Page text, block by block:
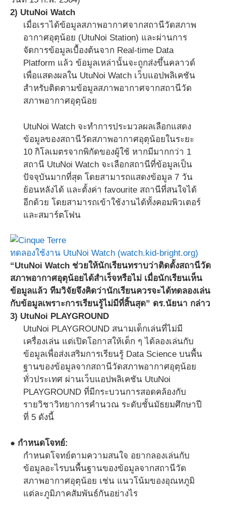
2) UtuNoi Watch
เมื่อเราได้ข้อมูลสภาพอากาศจากสถานีวัดสภาพ
อากาศอุตุน้อย (UtuNoi Station) และผ่านการ
จัดการข้อมูลเบื้องต้นจาก Real-time Data
Platform แล้ว ข้อมูลเหล่านั้นจะถูกส่งขึ้นคลาวด์
เพื่อแสดงผลใน UtuNoi Watch เว็บแอปพลิเคชัน
สำหรับติดตามข้อมูลสภาพอากาศจากสถานีวัด
สภาพอากาศอุตุน้อย
UtuNoi Watch จะทำการประมวลผลเลือกแสดง
ข้อมูลของสถานีวัดสภาพอากาศอุตุน้อยในระยะ
10 กิโลเมตรจากพิกัดของผู้ใช้ หากมีมากกว่า 1
สถานี UtuNoi Watch จะเลือกสถานีที่ข้อมูลเป็น
ปัจจุบันมากที่สุด โดยสามารถแสดงข้อมูล 7 วัน
ย้อนหลังได้ และตั้งค่า favourite สถานีที่สนใจได้
อีกด้วย โดยสามารถเข้าใช้งานได้ทั้งคอมพิวเตอร์
และสมาร์ตโฟน
ทดลองใช้งาน UtuNoi Watch (watch.kid-bright.org)
“UtuNoi Watch ช่วยให้นักเรียนทราบว่าติดตั้งสถานีวัด
สภาพอากาศอุตุน้อยได้สำเร็จหรือไม่ เมื่อนักเรียนเห็น
ข้อมูลแล้ว ทีมวิจัยจึงคิดว่านักเรียนควรจะได้ทดลองเล่น
กับข้อมูลเพราะการเรียนรู้ไม่มีที่สิ้นสุด” ดร.นัยนา กล่าว
3) UtuNoi PLAYGROUND
UtuNoi PLAYGROUND สนามเด็กเล่นที่ไม่มี
เครื่องเล่น แต่เปิดโอกาสให้เด็ก ๆ ได้ลองเล่นกับ
ข้อมูลเพื่อส่งเสริมการเรียนรู้ Data Science บนพื้น
ฐานของข้อมูลจากสถานีวัดสภาพอากาศอุตุน้อย
ทั่วประเทศ ผ่านเว็บแอปพลิเคชัน UtuNoi
PLAYGROUND ที่มีกระบวนการสอดคล้องกับ
รายวิชาวิทยาการคำนวณ ระดับชั้นมัธยมศึกษาปี
ที่ 5 ดังนี้
● กำหนดโจทย์:
กำหนดโจทย์ตามความสนใจ อยากลองเล่นกับ
ข้อมูลอะไรบนพื้นฐานของข้อมูลจากสถานีวัด
สภาพอากาศอุตุน้อย เช่น แนวโน้มของอุณหภูมิ
แต่ละภูมิภาคสัมพันธ์กันอย่างไร